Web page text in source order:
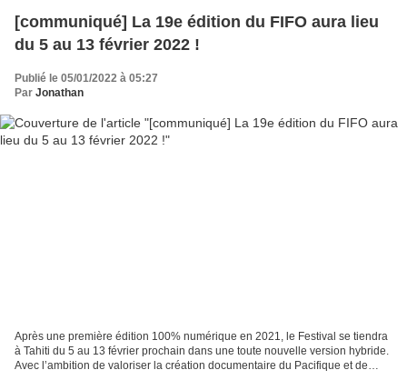
[communiqué] La 19e édition du FIFO aura lieu
du 5 au 13 février 2022 !
Publié le 05/01/2022 à 05:27
Par Jonathan
Après une première édition 100% numérique en 2021, le Festival se tiendra
à Tahiti du 5 au 13 février prochain dans une toute nouvelle version hybride.
Avec l’ambition de valoriser la création documentaire du Pacifique et de